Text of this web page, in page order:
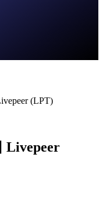
(LPT)
Livepeer